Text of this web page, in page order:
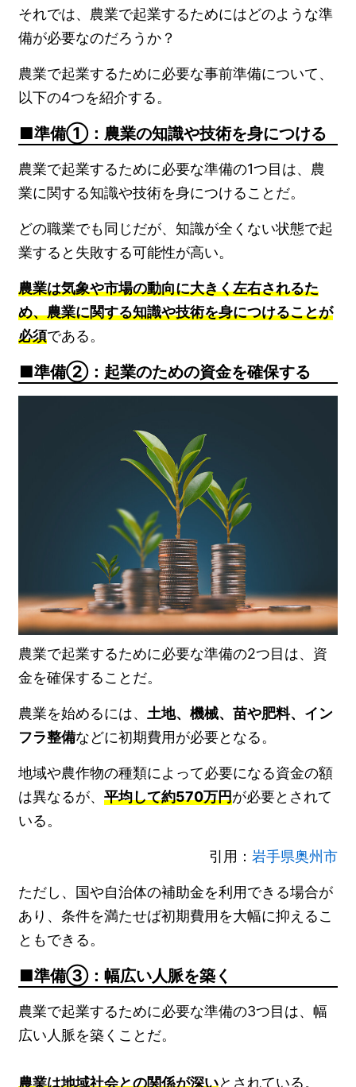
それでは、農業で起業するためにはどのような準
備が必要なのだろうか？
農業で起業するために必要な事前準備について、
以下の4つを紹介する。
準備①：農業の知識や技術を身につける
農業で起業するために必要な準備の1つ目は、農
業に関する知識や技術を身につけることだ。
どの職業でも同じだが、知識が全くない状態で起
業すると失敗する可能性が高い。
農業は気象や市場の動向に大きく左右されるた
め、農業に関する知識や技術を身につけることが
必須である。
準備②：起業のための資金を確保する
農業で起業するために必要な準備の2つ目は、資
金を確保することだ。
農業を始めるには、土地、機械、苗や肥料、イン
フラ整備などに初期費用が必要となる。
地域や農作物の種類によって必要になる資金の額
は異なるが、平均して約570万円が必要とされて
いる。
引用： 岩手県奥州市
ただし、国や自治体の補助金を利用できる場合が
あり、条件を満たせば初期費用を大幅に抑えるこ
ともできる。
準備③：幅広い人脈を築く
農業で起業するために必要な準備の3つ目は、幅
広い人脈を築くことだ。
農業は地域社会との関係が深いとされている。